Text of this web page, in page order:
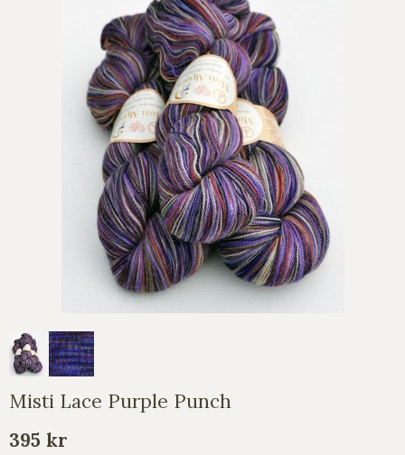
Misti Lace Purple Punch
395 kr